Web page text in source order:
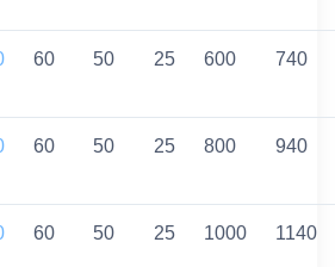
60 50 25 600 740
60 50 25 800 940
60 50 25 1000 1140